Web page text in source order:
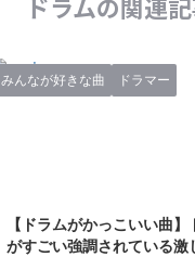
みんなが好きな曲 ドラマー
【ドラムがかっこいい曲】
がすごい強調されている激